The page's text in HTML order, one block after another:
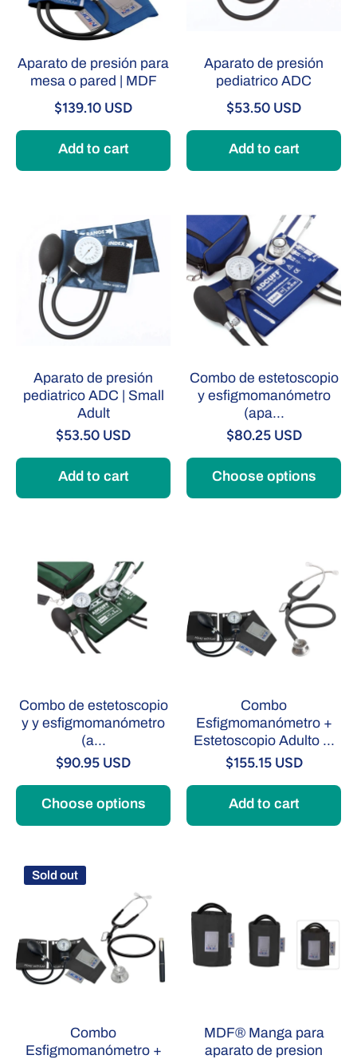
Aparato de presión para
mesa o pared | MDF
$139.10 USD
Add to cart
Aparato de presión
pediatrico ADC
$53.50 USD
Add to cart
Aparato de presión
pediatrico ADC | Small
Adult
$53.50 USD
Add to cart
Combo de estetoscopio
y esfigmomanómetro
(apa...
$80.25 USD
Choose options
Combo de estetoscopio
y y esfigmomanómetro
(a...
$90.95 USD
Choose options
Combo
Esfigmomanómetro +
Estetoscopio Adulto ...
$155.15 USD
Add to cart
Sold out
Combo
Esfigmomanómetro +
MDF® Manga para
aparato de presion